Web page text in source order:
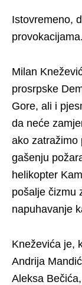
Istovremeno,
provokacijama.
Milan
prosrpske
Gore, ali i
da neće
ako zatražimo
gašenju
helikopter
pošalje čizmu
napuhavanje
Kneževića je,
Andrija
Aleksa